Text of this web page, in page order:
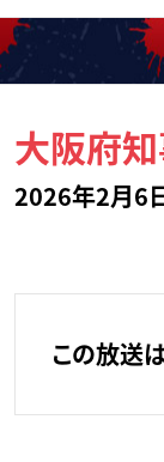
大阪府
2026年2月6
この放送